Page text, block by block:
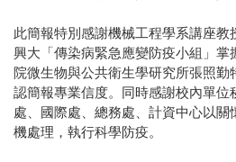
此簡報特別感謝機械工程學系講座
興大「傳染病緊急應變防疫小組」掌
院微生物與公共衛生學研究所張照勤
認簡報專業信度。同時感謝校內單位
處、國際處、總務處、計資中心以
機處理，執行科學防疫。